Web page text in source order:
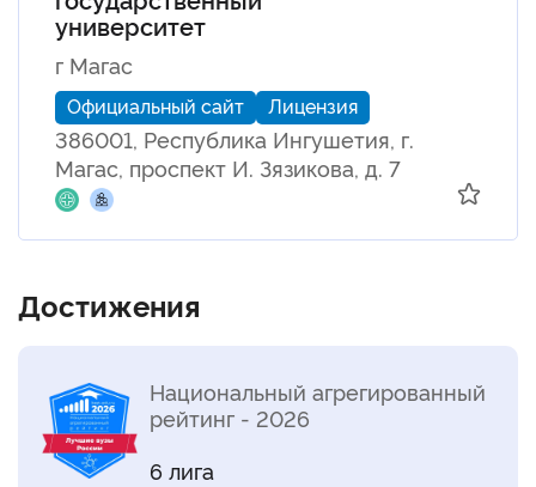
университет
г Магас
Официальный сайт Лицензия
386001, Республика Ингушетия, г.
Магас, проспект И. Зязикова, д. 7
Достижения
Национальный агрегированный
рейтинг - 2026
6 лига